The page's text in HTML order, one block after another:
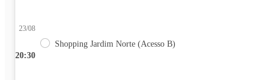
20:30
23/08
Shopping Jardim Norte (Acesso B)